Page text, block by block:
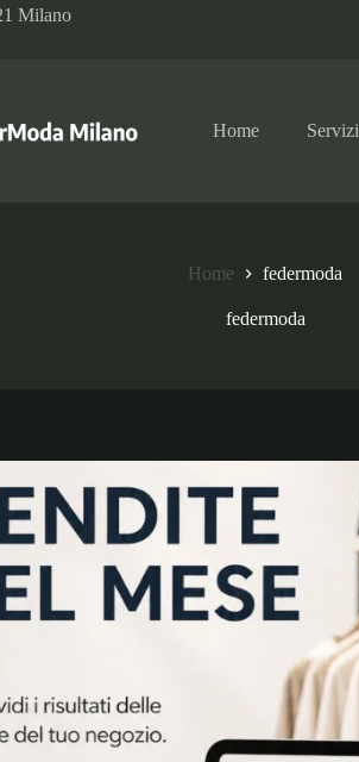
Milano
Home Servizi
Home federmoda
federmoda